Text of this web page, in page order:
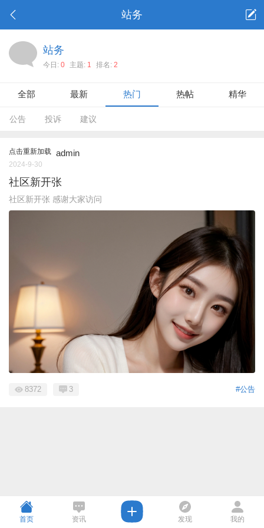
站务
站务
今日: 0 主题: 1 排名: 2
全部 最新 热门 热帖 精华
公告 投诉 建议
点击重新加载 admin
2024-9-30
社区新开张
社区新开张 感谢大家访问
#公告
8372 3
首页 资讯 发现 我的